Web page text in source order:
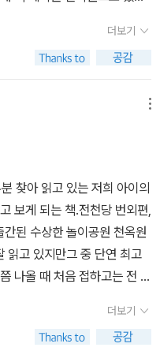
동시에 출간되어 아이가 굉
번외편을 비롯해 1권부터
빠져보아야겠어요~ ㅎ
본인의 주관적인 견해에 의하
팝콘부터 먹으며 시작을 하였
기분~전천당 착한 마음편?
맛도 필요하지만, 순한 맛과
어가 볼까요아이는 읽으면서
동시에 스토리들이 나눠져
코스터, 중독 팝콘,어느 과
전목마,밤바람 골목 극장으
니다.카이도는 매일 밤마다
비한 놀이공원 천옥원으로
란다에서 밖을 보고있는데
타는 엄마 몰래 나가서 카이
하루타를천옥원으로 데려갑
사용할 수 있죠하루타는 고
람차는 2인용이라서 하루타
니 카이도가 집에 데려다주
다고 생각합니다그때 치사가
더보기
찾아 읽고 있는 저희 아이의
보게 되는 책.​전천당 번외편,
된 수상한 놀이공원 천옥원
읽고 있지만그 중 단연 최고
나올 때 처음 접하고는 전 권
스함이 있다니올 여름에 딱
나니 반전있는 공포에 '어
더보기